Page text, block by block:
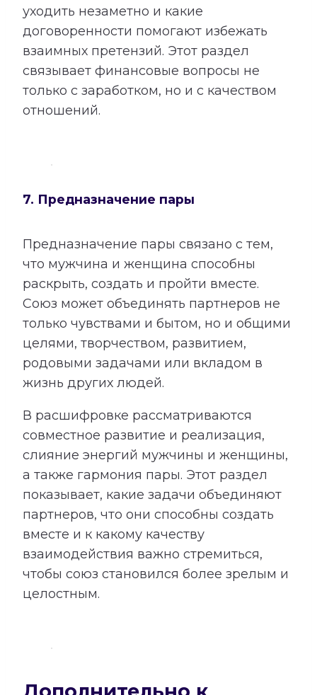
уходить незаметно и какие
договоренности помогают избежать
взаимных претензий. Этот раздел
связывает финансовые вопросы не
только с заработком, но и с качеством
отношений.
7. Предназначение пары
Предназначение пары связано с тем,
что мужчина и женщина способны
раскрыть, создать и пройти вместе.
Союз может объединять партнеров не
только чувствами и бытом, но и общими
целями, творчеством, развитием,
родовыми задачами или вкладом в
жизнь других людей.
В расшифровке рассматриваются
совместное развитие и реализация,
слияние энергий мужчины и женщины,
а также гармония пары. Этот раздел
показывает, какие задачи объединяют
партнеров, что они способны создать
вместе и к какому качеству
взаимодействия важно стремиться,
чтобы союз становился более зрелым и
целостным.